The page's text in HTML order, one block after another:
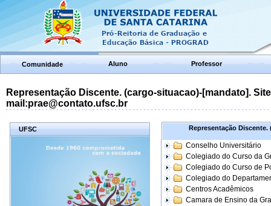
Comunidade Aluno Professor
Representação Discente. (cargo-situacao)-[mandato].
mail:prae@contato.ufsc.br
UFSC Representação Discente.
Conselho Universitário
Colegiado do Curso da
Colegiado do Curso de
Colegiado do
Centros Acadêmicos
Camara de Ensino da